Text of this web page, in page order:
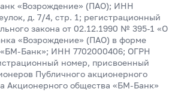
«Возрождение» (ПАО); ИНН
д. 7/4, стр. 1; регистрационный
закона от 02.12.1990 № 395-1 «О
«Возрождение» (ПАО) в форме
Банк»; ИНН 7702000406; ОГРН
номер, присвоенный
Публичного акционерного
Акционерного общества «БМ-Банк»